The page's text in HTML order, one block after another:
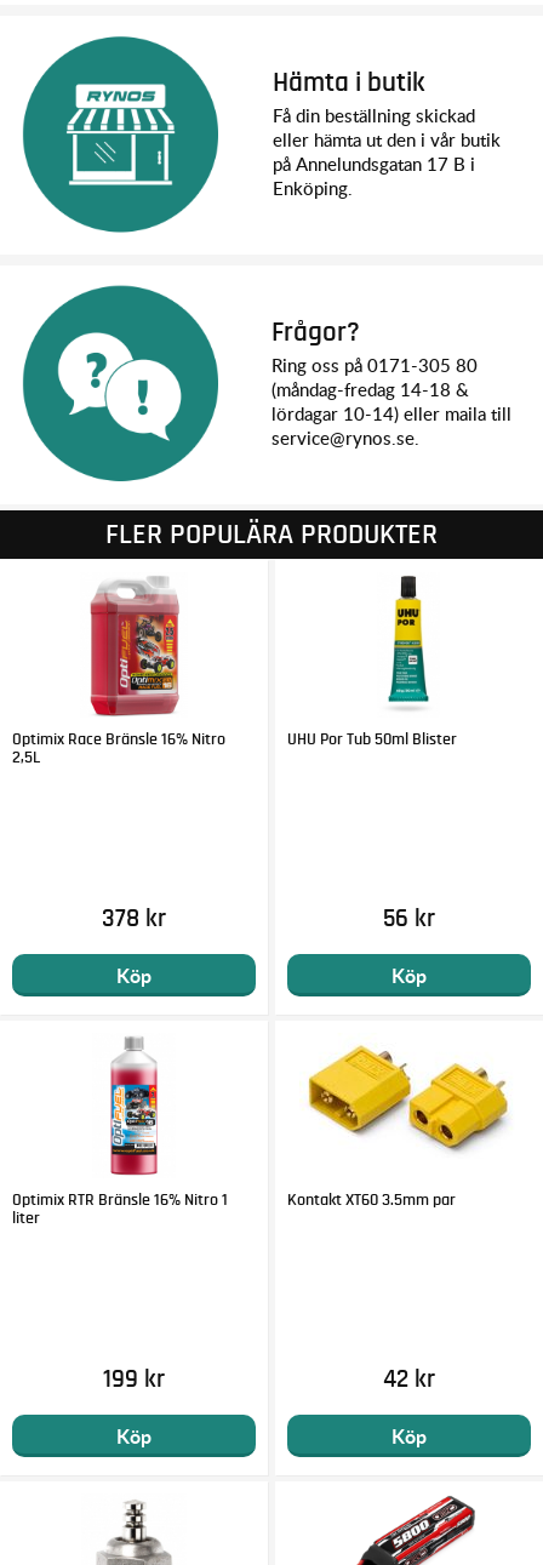
Hämta i butik
Få din beställning skickad
eller hämta ut den i vår butik
på Annelundsgatan 17 B i
Enköping.
Frågor?
Ring oss på 0171-305 80
(måndag-fredag 14-18 &
lördagar 10-14) eller maila till
service@rynos.se.
FLER POPULÄRA PRODUKTER
Optimix Race Bränsle 16% Nitro
2,5L
378 kr
Köp
UHU Por Tub 50ml Blister
56 kr
Köp
Optimix RTR Bränsle 16% Nitro 1
liter
199 kr
Köp
Kontakt XT60 3.5mm par
42 kr
Köp